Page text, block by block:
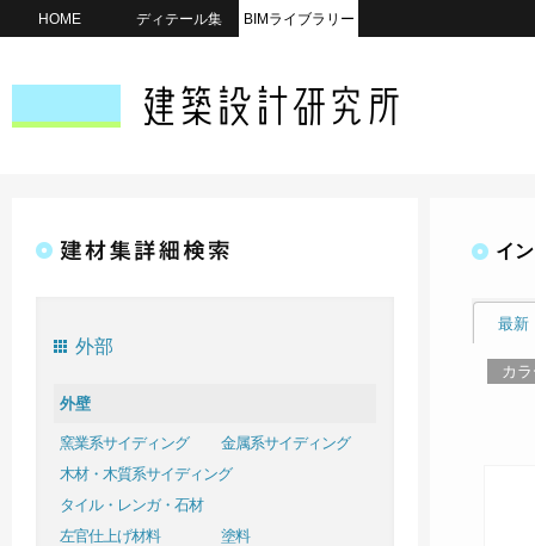
HOME ディテール集 BIMライブラリー
外部
外壁
窯業系サイディング
金属系サイディング
木材・木質系サイディング
タイル・レンガ・石材
左官仕上げ材料
塗料
イ
最新
カ